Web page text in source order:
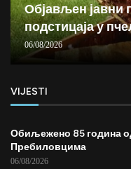
Објављен јавни
подстицаја у
06/08/2026
VIJESTI
Обиљежено 85 година
Пребиловцима
06/08/2026